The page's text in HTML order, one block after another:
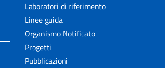
Laboratori di riferimento
Linee guida
Organismo Notificato
Progetti
Pubblicazioni